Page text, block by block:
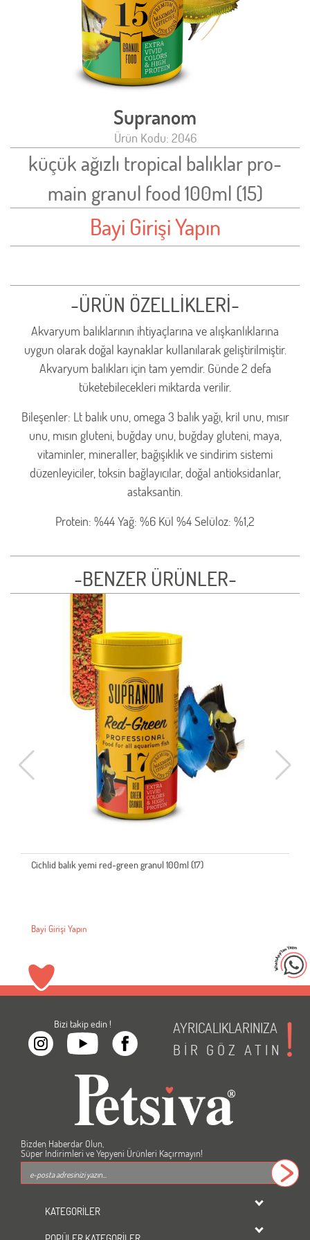
Supranom
Ürün Kodu: 2046
küçük ağızlı tropical balıklar pro-
main granul food 100ml (15)
Bayi Girişi Yapın
-ÜRÜN ÖZELLİKLERİ-
Akvaryum balıklarının ihtiyaçlarına ve alışkanlıklarına
uygun olarak doğal kaynaklar kullanılarak geliştirilmiştir.
Akvaryum balıkları için tam yemdir. Günde 2 defa
tüketebilecekleri miktarda verilir.
Bileşenler: Lt balık unu, omega 3 balık yağı, kril unu, mısır
unu, mısın gluteni, buğday unu, buğday gluteni, maya,
vitaminler, mineraller, bağışıklık ve sindirim sistemi
düzenleyiciler, toksin bağlayıcılar, doğal antioksidanlar,
astaksantin.
Protein: %44 Yağ: %6 Kül %4 Selüloz: %1,2
-BENZER ÜRÜNLER-
Cichlid balık yemi red-green granul 100ml (17)
Bayi Girişi Yapın
Bizi takip edin !
AYRICALIKLARINIZA
BİR GÖZ ATIN
Bizden Haberdar Olun,
Süper İndirimleri ve Yepyeni Ürünleri Kaçırmayın!
KATEGORİLER
dondurulmuş ürünler